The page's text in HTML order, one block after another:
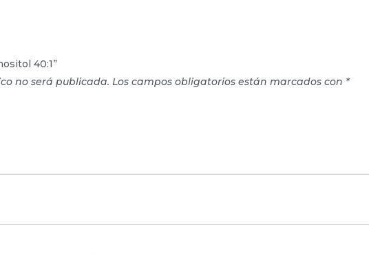
40:1”
no será publicada. Los campos obligatorios están marcados con *